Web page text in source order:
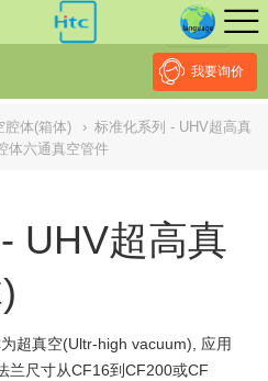
reason: high risk: Unsafe
/**/ // ------------------------------
我要询价
腔体(箱体) › 标准化系列 - UHV超高真
体六通真空管件
UHV超高真
超真空(Ultr-high vacuum), 应用
兰尺寸从CF16到CF200或CF